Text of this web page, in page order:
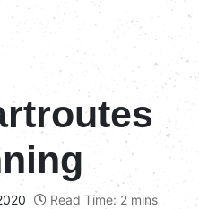
Read Time: 2 mins